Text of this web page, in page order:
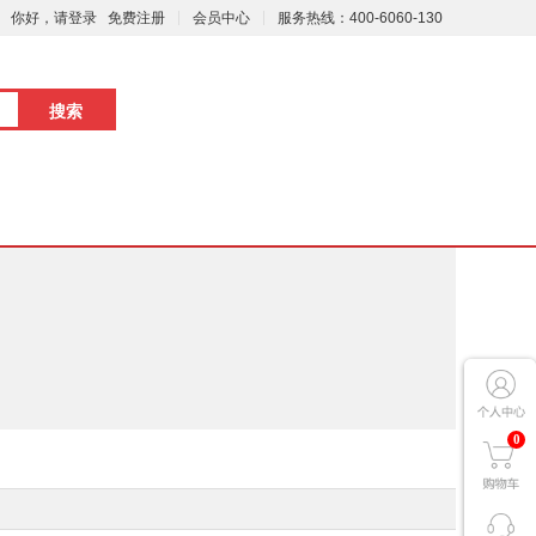
你好，请登录 免费注册 会员中心 服务热线：400-6060-130
0